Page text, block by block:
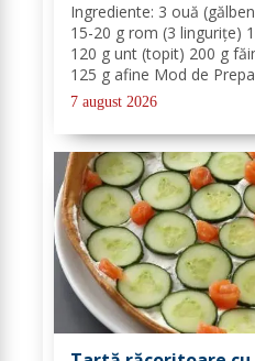
Ingrediente: 3 ouă
15-20 g rom (3 lingurițe)
120 g unt (topit) 200 g
125 g afine Mod de
gălbenușurile cu zahărul,
untul topit, făina și praful
7 august 2026